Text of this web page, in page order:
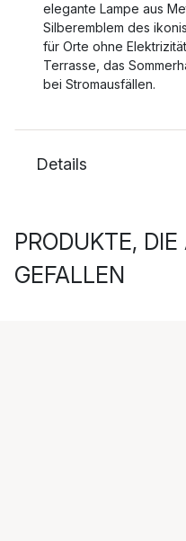
elegante Lampe aus
Silberemblem des
für Orte ohne
Terrasse, das
bei Stromausfällen.
Details
PRODUKTE,
GEFALLEN